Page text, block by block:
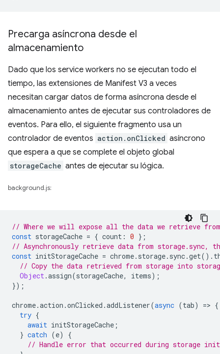
Precarga asíncrona desde el
almacenamiento
Dado que los service workers no se ejecutan todo el
tiempo, las extensiones de Manifest V3 a veces
necesitan cargar datos de forma asíncrona desde el
almacenamiento antes de ejecutar sus controladores de
eventos. Para ello, el siguiente fragmento usa un
controlador de eventos action.onClicked asíncrono
que espera a que se complete el objeto global
storageCache antes de ejecutar su lógica.
background.js:
// Where we will expose all the data we retrieve
const storageCache = { count : 0 };
// Asynchronously retrieve data from storage.sync,
const initStorageCache = chrome. storage. sync.get().
// Copy the data retrieved from storage into
Object.assign(storageCache, items);
});
chrome.action .onClicked .addListener(async (tab) => {
try {
await initStorageCache ;
} catch (e)
{
// Handle error that occurred during storage